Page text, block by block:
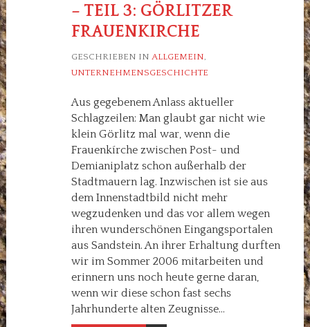
– TEIL 3: GÖRLITZER
FRAUENKIRCHE
GESCHRIEBEN IN ALLGEMEIN,
UNTERNEHMENSGESCHICHTE
Aus gegebenem Anlass aktueller
Schlagzeilen: Man glaubt gar nicht wie
klein Görlitz mal war, wenn die
Frauenkírche zwischen Post- und
Demianiplatz schon außerhalb der
Stadtmauern lag. Inzwischen ist sie aus
dem Innenstadtbild nicht mehr
wegzudenken und das vor allem wegen
ihren wunderschönen Eingangsportalen
aus Sandstein. An ihrer Erhaltung durften
wir im Sommer 2006 mitarbeiten und
erinnern uns noch heute gerne daran,
wenn wir diese schon fast sechs
Jahrhunderte alten Zeugnisse…